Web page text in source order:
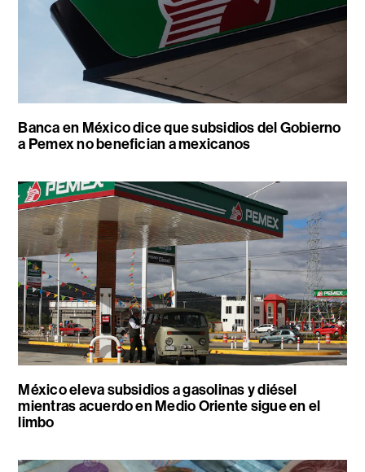
Banca en México dice que subsidios del Gobierno
a Pemex no benefician a mexicanos
México eleva subsidios a gasolinas y diésel
mientras acuerdo en Medio Oriente sigue en el
limbo